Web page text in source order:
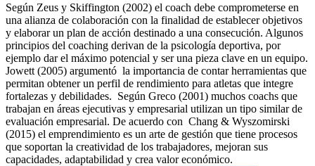
Según Zeus y Skiffington (2002) el coach debe comprometerse en
una alianza de colaboración con la finalidad de establecer objetivos
y elaborar un plan de acción destinado a una consecución. Algunos
principios del coaching derivan de la psicología deportiva, por
ejemplo dar el máximo potencial y ser una pieza clave en un equipo.
Jowett (2005) argumentó la importancia de contar herramientas que
permitan obtener un perfil de rendimiento para atletas que integre
fortalezas y debilidades. Según Greco (2001) muchos coachs que
trabajan en áreas ejecutivas y empresarial utilizan un tipo similar de
evaluación empresarial. De acuerdo con Chang & Wyszomirski
(2015) el emprendimiento es un arte de gestión que tiene procesos
que soportan la creatividad de los trabajadores, mejoran sus
capacidades, adaptabilidad y crea valor económico.